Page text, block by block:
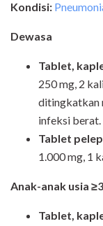
Kondisi:
Dewasa
Tablet,
250 mg, 2
ditingkatkan
infeksi berat.
Tablet
1.000 mg, 1
Anak-anak usia
Tablet,